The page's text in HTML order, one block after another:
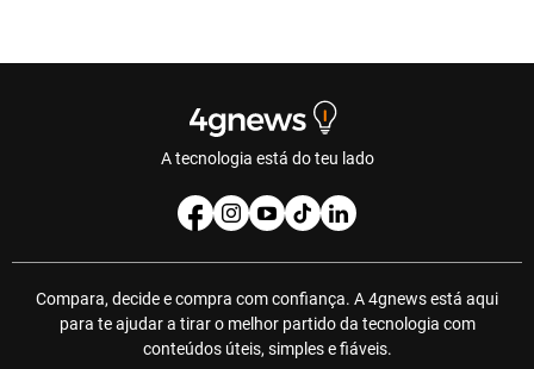
A tecnologia está do teu lado
Compara, decide e compra com confiança. A 4gnews está aqui
para te ajudar a tirar o melhor partido da tecnologia com
conteúdos úteis, simples e fiáveis.